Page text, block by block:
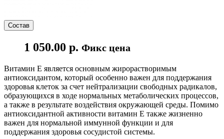
Состав
1 050.00 р. Фикс цена
Витамин Е является основным жирорастворимым
антиоксидантом, который особенно важен для поддержания
здоровья клеток за счет нейтрализации свободных радикалов,
образующихся в ходе нормальных метаболических процессов,
а также в результате воздействия окружающей среды. Помимо
антиоксидантной активности витамин E также жизненно
важен для нормальной иммунной функции и для
поддержания здоровья сосудистой системы.